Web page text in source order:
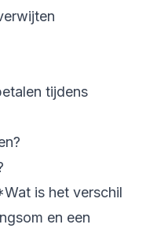
tijdens
is het verschil
en een